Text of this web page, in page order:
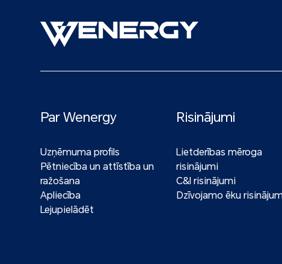
Par Wenergy
Uzņēmuma profils
Pētniecība un attīstība un
ražošana
Apliecība
Lejupielādēt
Risinājumi
Lietderības mēroga
risinājumi
C&I risinājumi
Dzīvojamo ēku